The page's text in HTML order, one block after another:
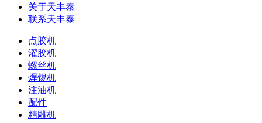
关于天丰泰
联系天丰泰
点胶机
灌胶机
螺丝机
焊锡机
注油机
配件
精雕机